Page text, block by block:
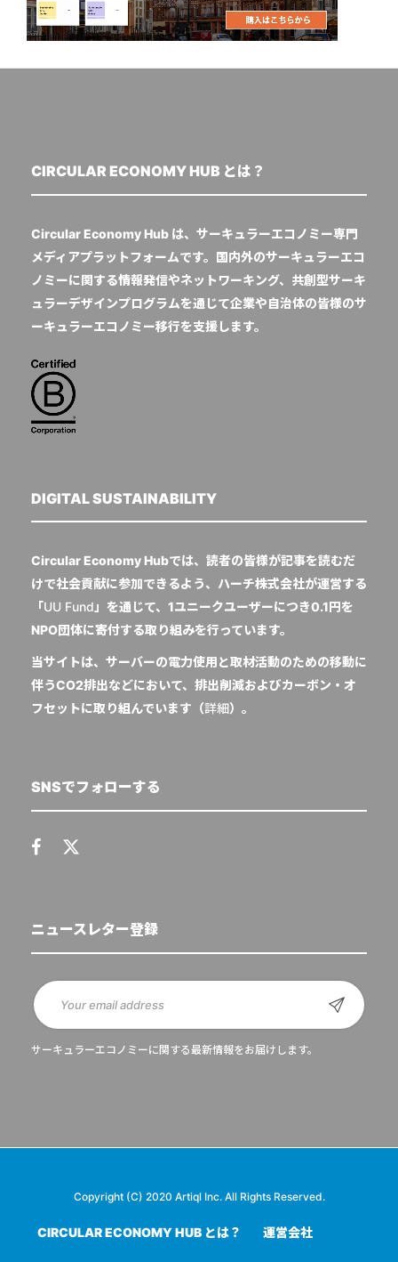
CIRCULAR ECONOMY HUB とは？
Circular Economy Hub は、サーキュラーエコノミー専門
メディアプラットフォームです。国内外のサーキュラーエコ
ノミーに関する情報発信やネットワーキング、共創型サーキ
ュラーデザインプログラムを通じて企業や自治体の皆様のサ
ーキュラーエコノミー移行を支援します。
DIGITAL SUSTAINABILITY
Circular Economy Hubでは、読者の皆様が記事を読むだ
けで社会貢献に参加できるよう、ハーチ株式会社が運営する
「UU Fund 」を通じて、1ユニークユーザーにつき0.1円を
NPO団体に寄付する取り組みを行っています。
当サイトは、サーバーの電力使用と取材活動のための移動に
伴うCO2排出などにおいて、排出削減およびカーボン・オ
フセットに取り組んでいます（詳細）。
SNSでフォローする
ニュースレター登録
サーキュラーエコノミーに関する最新情報をお届けします。
Copyright (C) 2020 Artiql Inc. All Rights Reserved.
CIRCULAR ECONOMY HUB とは？ 運営会社